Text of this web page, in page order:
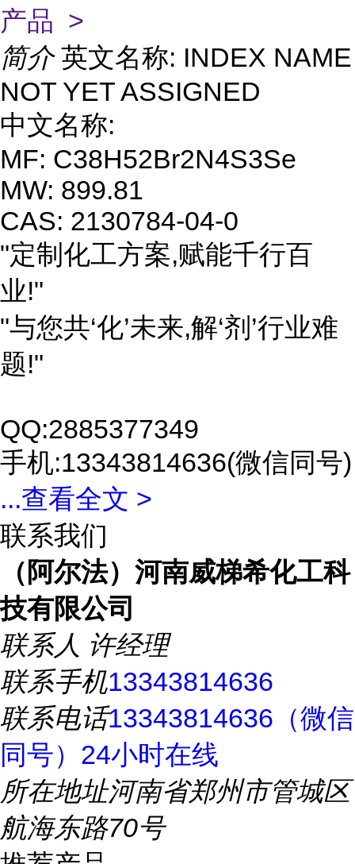
产品 >
简介 英文名称: INDEX NAME
NOT YET ASSIGNED
中文名称:
MF: C38H52Br2N4S3Se
MW: 899.81
CAS: 2130784-04-0
"定制化工方案,赋能千行百
业!"
"与您共‘化’未来,解‘剂’行业难
题!"
QQ:2885377349
手机:13343814636(微信同号)
...查看全文 >
联系我们
（阿尔法）河南威梯希化工科
技有限公司
联系人 许经理
联系手机13343814636
联系电话13343814636（微信
同号）24小时在线
所在地址河南省郑州市管城区
航海东路70号